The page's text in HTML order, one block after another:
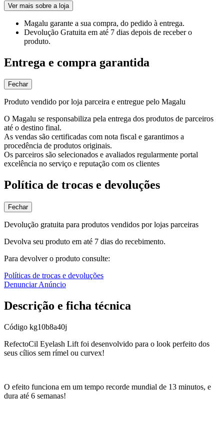
Ver mais sobre a loja
Magalu garante a sua compra, do pedido à entrega.
Devolução Gratuita em até 7 dias depois de receber o
produto.
Entrega e compra garantida
Fechar
Produto vendido por loja parceira e entregue pelo Magalu
O Magalu se responsabiliza pela entrega dos produtos de parceiros
até o destino final.
As vendas são certificadas com nota fiscal e garantimos a
procedência de produtos originais.
Os parceiros são selecionados e avaliados regularmente portal
excelência no serviço e reputação com os clientes
Política de trocas e devoluções
Fechar
Devolução gratuita para produtos vendidos por lojas parceiras
Devolva seu produto em até 7 dias do recebimento.
Para devolver o produto consulte:
Políticas de trocas e devoluções
Denunciar Anúncio
Descrição e ficha técnica
Código kg10b8a40j
RefectoCil Eyelash Lift foi desenvolvido para o look perfeito dos
seus cílios sem rímel ou curvex!
O efeito funciona em um tempo recorde mundial de 13 minutos, e
dura até 6 semanas!